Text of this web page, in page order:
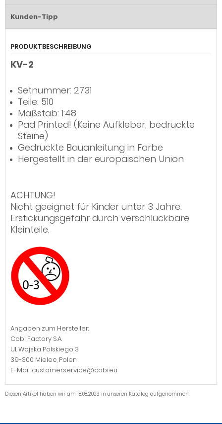
Kunden-Tipp
PRODUKTBESCHREIBUNG
KV-2
Setnummer: 2731
Teile: 510
Maßstab: 1:48
Pad Printed! (Keine Aufkleber, bedruckte
Steine)
Gedruckte Bauanleitung in Farbe
Hergestellt in der europäischen Union
ACHTUNG!
Nicht geeignet für Kinder unter 3 Jahre.
Erstickungsgefahr durch verschluckbare
Kleinteile.
Angaben zum Hersteller:
Cobi Factory S.A.
Ul. Wojska Polskiego 3
39-300 Mielec, Polen
E-Mail: customerservice@cobi.eu
Diesen Artikel haben wir am 18.08.2023 in unseren Katalog aufgenommen.